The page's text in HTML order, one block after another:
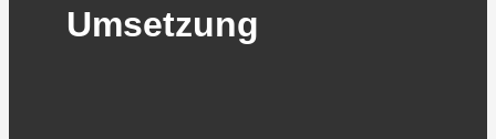
Umsetzung